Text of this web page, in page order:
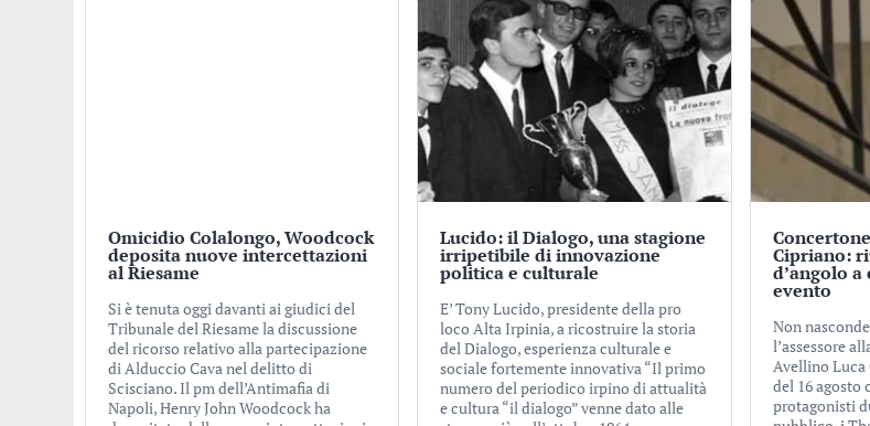
Omicidio Colalongo, Woodcock
deposita nuove intercettazioni
al Riesame
Si è tenuta oggi davanti ai giudici del
Tribunale del Riesame la discussione
del ricorso relativo alla partecipazione
di Alduccio Cava nel delitto di
Scisciano. Il pm dell’Antimafia di
Napoli, Henry John Woodcock ha
Lucido: il Dialogo, una stagione
irripetibile di innovazione
politica e culturale
E’ Tony Lucido, presidente della pro
loco Alta Irpinia, a ricostruire la storia
del Dialogo, esperienza culturale e
sociale fortemente innovativa “Il primo
numero del periodico irpino di attualità
e cultura “il dialogo” venne dato alle
Cipriano:
d’angolo
evento
Non
l’assessore
Avellino
del 16 agosto
protagonisti